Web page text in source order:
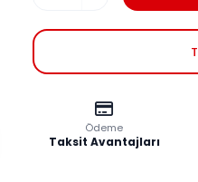
Ödeme
Taksit Avantajları